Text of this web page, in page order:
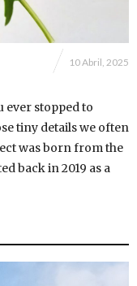
10 Abril, 2025
ever stopped to
tiny details we often
was born from the
back in 2019 as a